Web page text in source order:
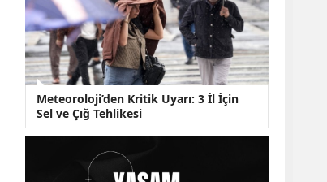
Meteoroloji’den Kritik Uyarı: 3 İl İçin
Sel ve Çığ Tehlikesi